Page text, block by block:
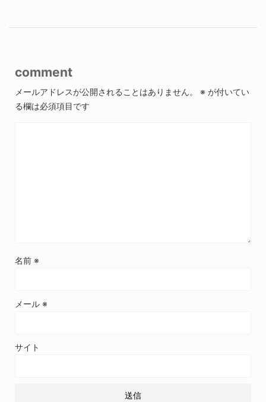
comment
メールアドレスが公開されることはありません。 ※ が付いてい
る欄は必須項目です
名前 ※
メール ※
サイト